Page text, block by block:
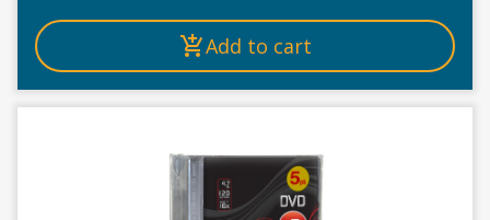
Add to cart